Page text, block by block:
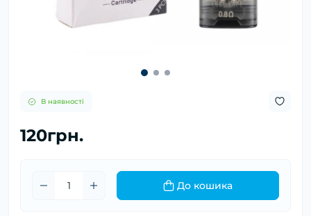
В наявності
120грн.
До кошика